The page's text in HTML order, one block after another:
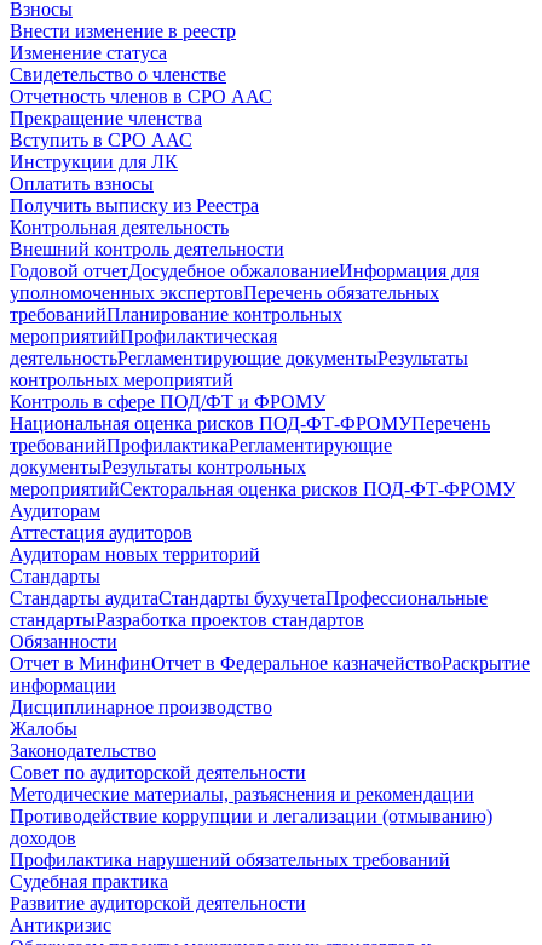
Взносы
Внести изменение в реестр
Изменение статуса
Свидетельство о членстве
Отчетность членов в СРО ААС
Прекращение членства
Вступить в СРО ААС
Инструкции для ЛК
Оплатить взносы
Получить выписку из Реестра
Контрольная деятельность
Внешний контроль деятельности
Годовой отчетДосудебное обжалованиеИнформация для
уполномоченных экспертовПеречень обязательных
требованийПланирование контрольных
мероприятийПрофилактическая
деятельностьРегламентирующие документыРезультаты
контрольных мероприятий
Контроль в сфере ПОД/ФТ и ФРОМУ
Национальная оценка рисков ПОД-ФТ-ФРОМУПеречень
требованийПрофилактикаРегламентирующие
документыРезультаты контрольных
мероприятийСекторальная оценка рисков ПОД-ФТ-ФРОМУ
Аудиторам
Аттестация аудиторов
Аудиторам новых территорий
Стандарты
Стандарты аудитаСтандарты бухучетаПрофессиональные
стандартыРазработка проектов стандартов
Обязанности
Отчет в МинфинОтчет в Федеральное казначействоРаскрытие
информации
Дисциплинарное производство
Жалобы
Законодательство
Совет по аудиторской деятельности
Методические материалы, разъяснения и рекомендации
Противодействие коррупции и легализации (отмыванию)
доходов
Профилактика нарушений обязательных требований
Судебная практика
Развитие аудиторской деятельности
Антикризис